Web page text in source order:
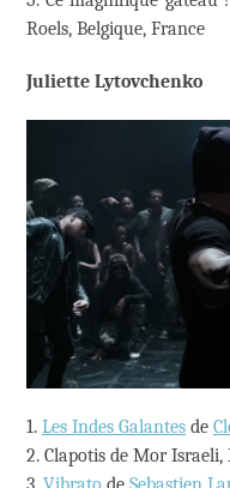
Roels, Belgique, France
Juliette Lytovchenko
1. Les Indes Galantes de
2. Clapotis de Mor Israeli,